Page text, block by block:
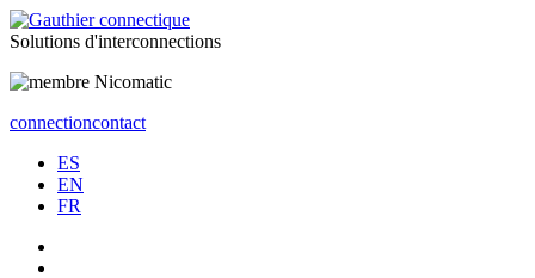
Solutions d'interconnections
connectioncontact
ES
EN
FR